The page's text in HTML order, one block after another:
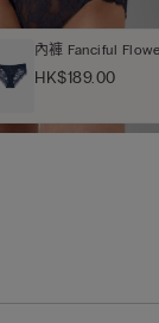
內褲 Fanciful
HK$189.00